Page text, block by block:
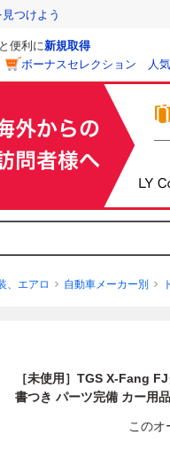
つけよう
便利に新規取得
ボーナスセレクション 人
、エアロ 自動車メーカー別
［未使用］TGS X-Fang
書つき パーツ完備 カー用
このオ